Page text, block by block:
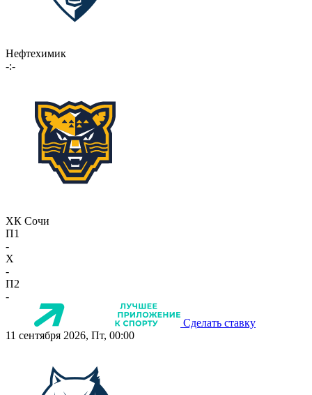
Нефтехимик
-:-
ХК Сочи
П1
-
X
-
П2
-
Сделать ставку
11 сентября 2026, Пт, 00:00